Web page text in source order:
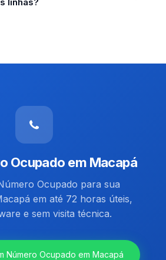
Ocupado em Macapá
Ocupado para sua
em até 72 horas úteis,
e sem visita técnica.
Número Ocupado em Macapá